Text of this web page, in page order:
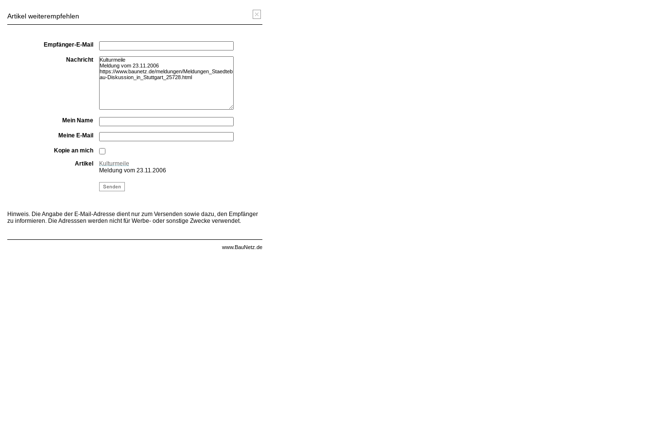
Artikel weiterempfehlen
Empfänger-E-Mail
Nachricht
Mein Name
Meine E-Mail
Kopie an mich
Artikel
Kulturmeile
Meldung vom 23.11.2006
Hinweis. Die Angabe der E-Mail-Adresse dient nur zum Versenden sowie dazu, den Empfänger
zu informieren. Die Adresssen werden nicht für Werbe- oder sonstige Zwecke verwendet.
www.BauNetz.de